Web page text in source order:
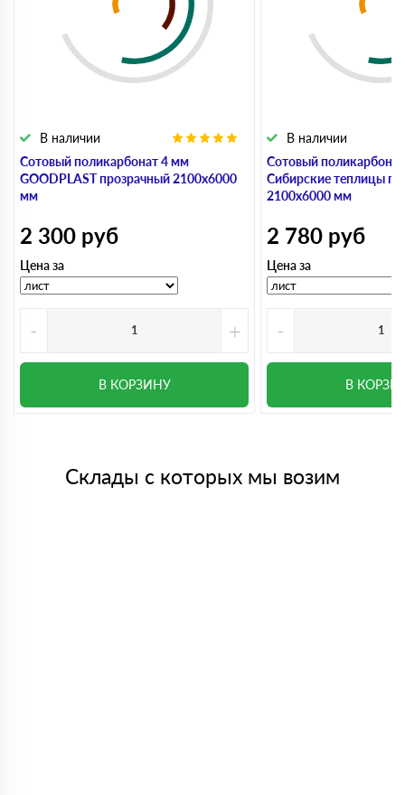
Сотовый поликарбонат 4 мм
GOODPLAST прозрачный 2100х6000
мм
В наличии
2 300 руб
Цена за
- +
В КОРЗИНУ
Сотовый
Сибирские теплицы
2100х6000 мм
В наличии
2 780 руб
Цена за
-
В
Склады с которых мы возим